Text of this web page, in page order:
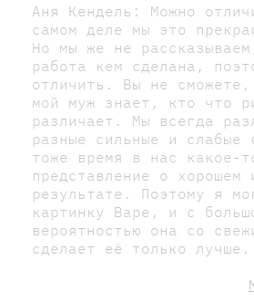
Аня Кендель: Можно
самом деле мы это
Но мы же не
работа кем сделана,
отличить. Вы не
мой муж знает, кто что
различает. Мы всегда
разные сильные и слабые
тоже время в нас какое-
представление о хорошем
результате. Поэтому я
картинку Варе, и с
вероятностью она со
сделает её только лучше.